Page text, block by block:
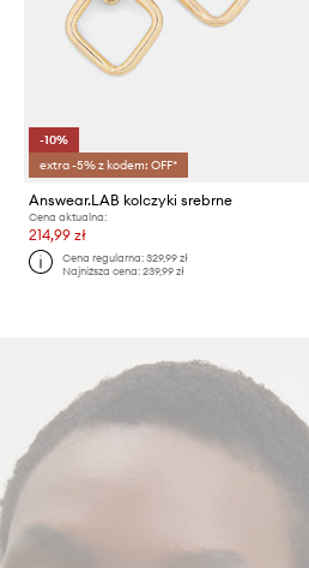
-10%
extra -5% z kodem: OFF*
Answear.LAB kolczyki srebrne
Cena aktualna:
214,99 zł
Cena regularna:329,99 zł
Najniższa cena:239,99 zł